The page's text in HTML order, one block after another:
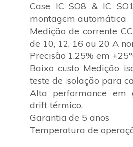
Case IC SO8 & IC
montagem automática
Medição de corrente
de 10, 12, 16 ou 20 A
Precisão 1.25% em
Baixo custo Medição
teste de isolação para
Alta performance em
drift térmico.
Garantia de 5 anos
Temperatura de